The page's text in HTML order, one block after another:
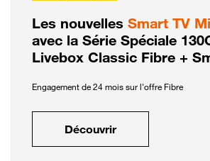
Les nouvelles Smart TV
avec la Série Spéciale
Livebox Classic Fibre +
Engagement de 24 mois sur l'offre Fibre
Découvrir